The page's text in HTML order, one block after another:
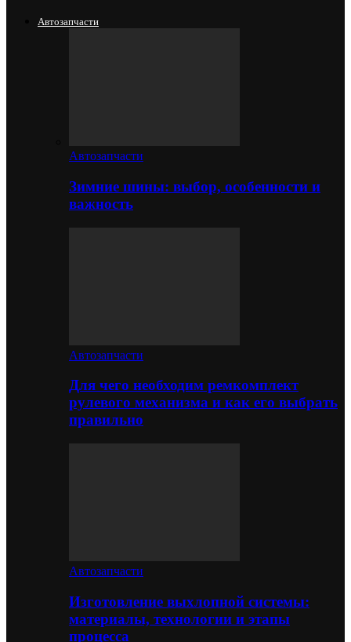
Автозапчасти
Автозапчасти
Зимние шины: выбор, особенности и
важность
Автозапчасти
Для чего необходим ремкомплект
рулевого механизма и как его выбрать
правильно
Автозапчасти
Изготовление выхлопной системы:
материалы, технологии и этапы
процесса